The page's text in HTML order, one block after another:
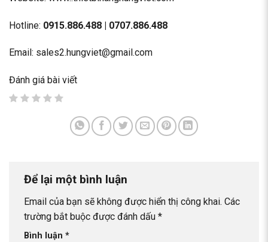
Hotline: 0915.886.488 | 0707.886.488
Email: sales2.hungviet@gmail.com
Đánh giá bài viết
Để lại một bình luận
Email của bạn sẽ không được hiển thị công khai. Các
trường bắt buộc được đánh dấu *
Bình luận *